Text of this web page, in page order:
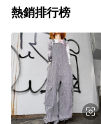
熱銷排行榜